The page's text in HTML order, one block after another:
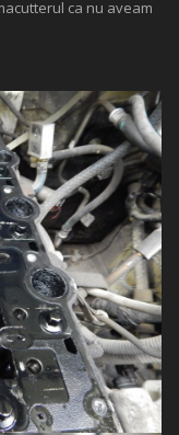
ca nu aveam